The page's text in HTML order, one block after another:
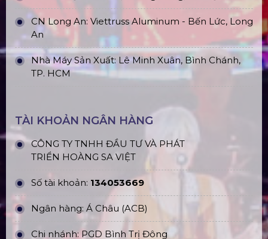
CN Hà Nội: Số 229, Đ. Vân Trì, phường Vân Nội,
quận Đông Anh, Hà Nội
CN Hưng Yên: Khu Đô Thị EcoPark, Hưng Yên
CN Phú Quốc: ĐT45, Dương Đông, Phú Quốc
CN Long An: Viettruss Aluminum - Bến Lức, Long
An
Nhà Máy Sản Xuất: Lê Minh Xuân, Bình Chánh,
TP. HCM
TÀI KHOẢN NGÂN HÀNG
CÔNG TY TNHH ĐẦU TƯ VÀ PHÁT